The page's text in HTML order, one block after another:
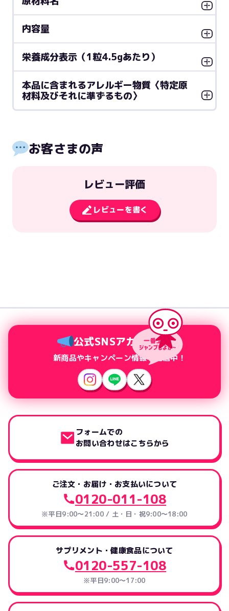
内容量
栄養成分表示（1粒4.5gあたり）
本品に含まれるアレルギー物質〈特定原
材料及びそれに準ずるもの〉
お客さまの声
レビュー評価
レビューを書く
公式SNSアカウント
新商品やキャンペーン情報を配信中！
フォームでの
お問い合わせはこちらから
ご注文・お届け・お支払いについて
0120-011-108
※平日9:00～21:00 / 土・日・祝9:00～18:00
サプリメント・健康食品について
0120-557-108
※平日9:00～17:00